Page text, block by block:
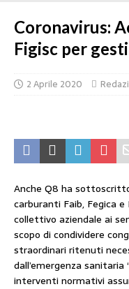
Coronavirus:
Figisc per
2 Aprile 2020
Anche Q8 ha
carburanti Faib, Fegica e
collettivo aziendale ai
scopo di condividere
straordinari ritenuti
dall’emergenza sanitaria
interventi normativi